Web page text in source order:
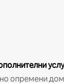
опремени